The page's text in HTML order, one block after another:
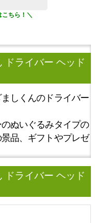
ドライバー ヘッド
しくんのドライバー
ぬいぐるみタイプの
品、ギフトやプレゼ
ドライバー ヘッド